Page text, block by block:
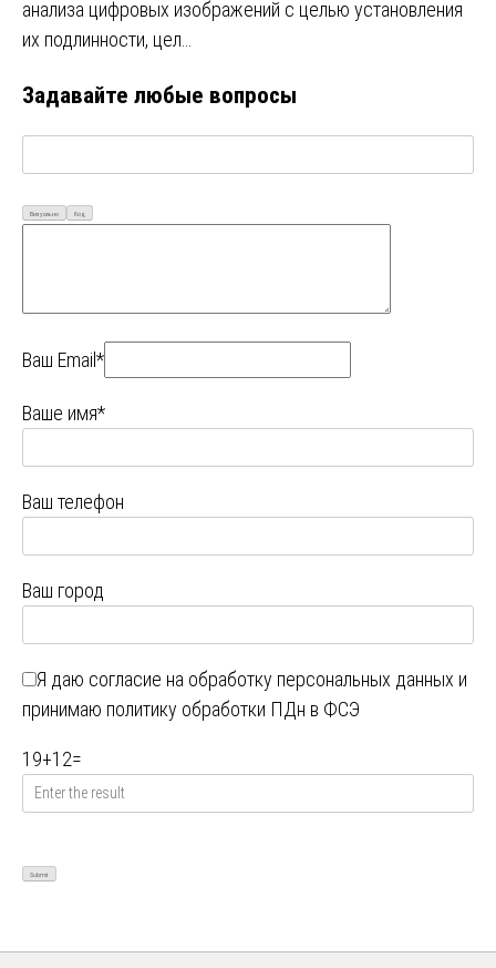
анализа цифровых изображений с целью установления
их подлинности, цел…
Задавайте любые вопросы
Визуально Код
Ваш Email*
Ваше имя*
Ваш телефон
Ваш город
Я даю согласие на обработку персональных данных и
принимаю политику обработки ПДн в ФСЭ
19+12=